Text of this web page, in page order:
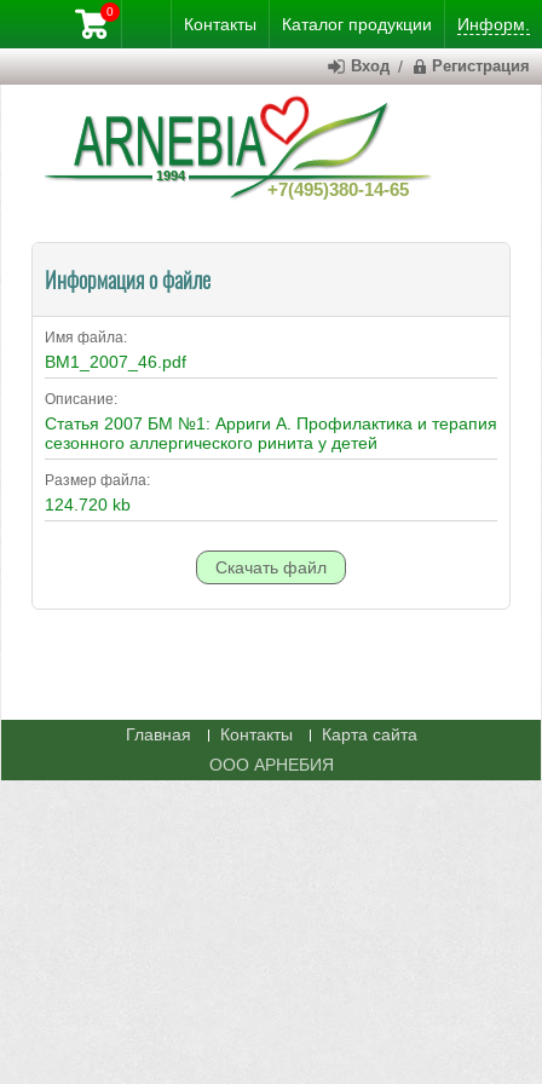
Контакты Каталог продукции Информ.
+7(495)380-14-65
0
Вход / Регистрация
Информация о файле
Имя файла:
BM1_2007_46.pdf
Описание:
Статья 2007 БМ №1: Арриги А. Профилактика и терапия
сезонного аллергического ринита у детей
Размер файла:
124.720 kb
Главная Контакты
Карта сайта
ООО АРНЕБИЯ